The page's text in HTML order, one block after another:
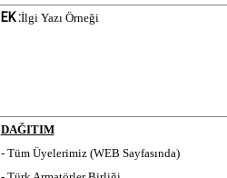
EK :İlgi Yazı Örneği
DAĞITIM
- Tüm Üyelerimiz (WEB Sayfasında)